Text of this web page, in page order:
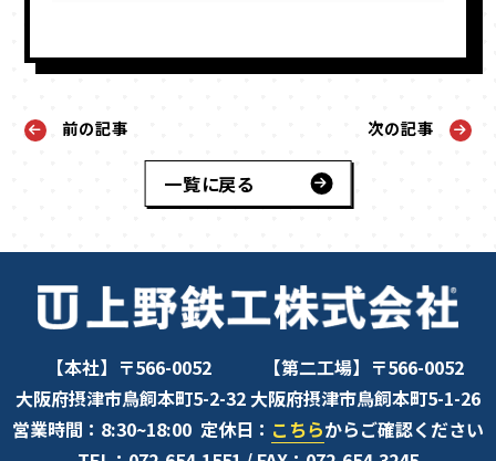
前の記事 次の記事
一覧に戻る
【本社】〒566-0052
大阪府摂津市鳥飼本町5-2-32
【第二工場】〒566-0052
大阪府摂津市鳥飼本町5-1-26
営業時間：8:30~18:00 定休日： こちらからご確認ください